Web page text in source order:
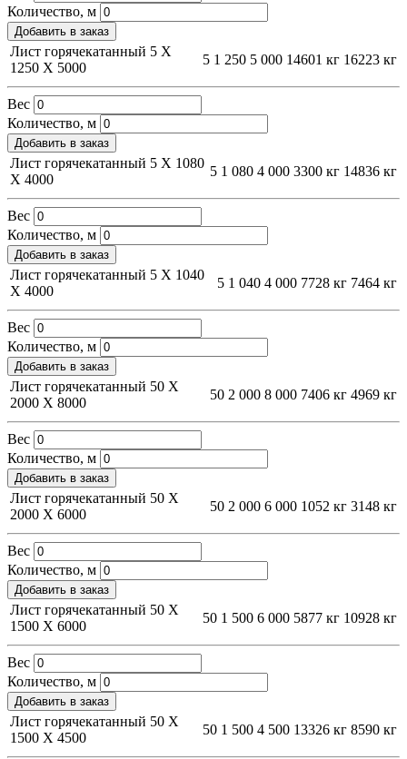
Количество, м
Добавить в заказ
Лист горячекатанный 5 Х
1250 Х 5000
5 1 250 5 000 14601 кг 16223 кг
Вес
Количество, м
Добавить в заказ
Лист горячекатанный 5 Х 1080
Х 4000
5 1 080 4 000 3300 кг 14836 кг
Вес
Количество, м
Добавить в заказ
Лист горячекатанный 5 Х 1040
Х 4000
5 1 040 4 000 7728 кг 7464 кг
Вес
Количество, м
Добавить в заказ
Лист горячекатанный 50 Х
2000 Х 8000
50 2 000 8 000 7406 кг 4969 кг
Вес
Количество, м
Добавить в заказ
Лист горячекатанный 50 Х
2000 Х 6000
50 2 000 6 000 1052 кг 3148 кг
Вес
Количество, м
Добавить в заказ
Лист горячекатанный 50 Х
1500 Х 6000
50 1 500 6 000 5877 кг 10928 кг
Вес
Количество, м
Добавить в заказ
Лист горячекатанный 50 Х
1500 Х 4500
50 1 500 4 500 13326 кг 8590 кг